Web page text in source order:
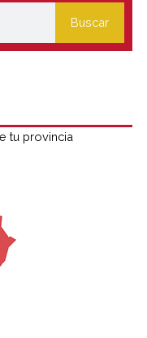
Buscar
tu provincia